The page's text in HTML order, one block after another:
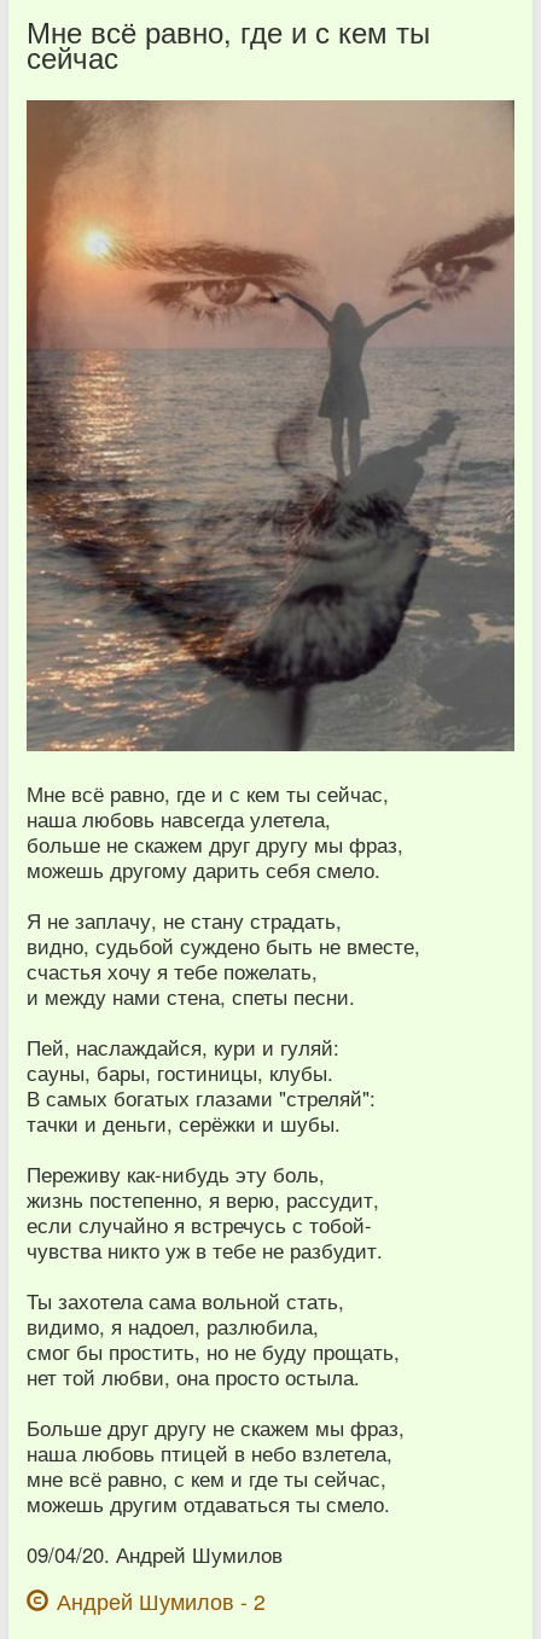
Мне всё равно, где и с кем ты
сейчас
Мне всё равно, где и с кем ты сейчас,
наша любовь навсегда улетела,
больше не скажем друг другу мы фраз,
можешь другому дарить себя смело.
Я не заплачу, не стану страдать,
видно, судьбой суждено быть не вместе,
счастья хочу я тебе пожелать,
и между нами стена, спеты песни.
Пей, наслаждайся, кури и гуляй:
сауны, бары, гостиницы, клубы.
В самых богатых глазами "стреляй":
тачки и деньги, серёжки и шубы.
Переживу как-нибудь эту боль,
жизнь постепенно, я верю, рассудит,
если случайно я встречусь с тобой-
чувства никто уж в тебе не разбудит.
Ты захотела сама вольной стать,
видимо, я надоел, разлюбила,
смог бы простить, но не буду прощать,
нет той любви, она просто остыла.
Больше друг другу не скажем мы фраз,
наша любовь птицей в небо взлетела,
мне всё равно, с кем и где ты сейчас,
можешь другим отдаваться ты смело.
09/04/20. Андрей Шумилов
Андрей Шумилов - 2